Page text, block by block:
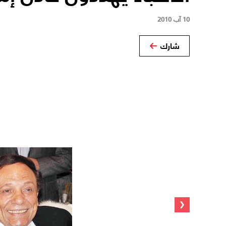
10 آب 2010
شارك
‹